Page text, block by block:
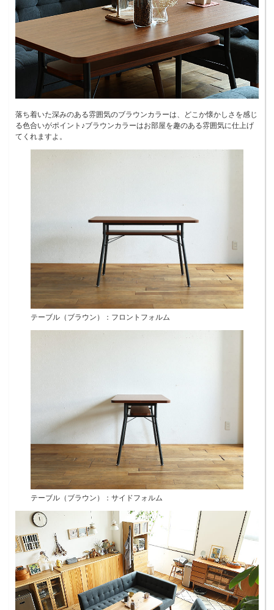
落ち着いた深みのある雰囲気のブラウンカラーは、どこか懐かしさを感じ
る色合いがポイント♪ブラウンカラーはお部屋を趣のある雰囲気に仕上げ
てくれますよ。
テーブル（ブラウン）：フロントフォルム
テーブル（ブラウン）：サイドフォルム